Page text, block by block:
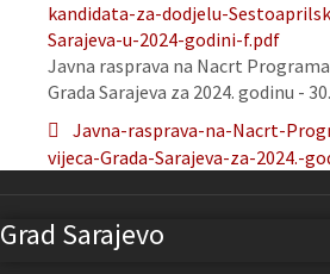
kandidata-za-dodjelu-
Sarajeva-u-2024-godini-f.pdf
Javna rasprava na Nacrt
Grada Sarajeva za 2024. godinu -
Javna-rasprava-na-Nacrt-
vijeca-Grada-Sarajeva-za-2024.-
Grad Sarajevo